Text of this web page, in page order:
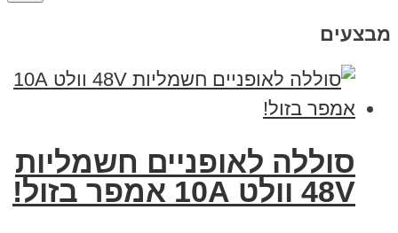
מבצעים
סוללה לאופניים חשמליות
48V וולט 10A אמפר בזול!